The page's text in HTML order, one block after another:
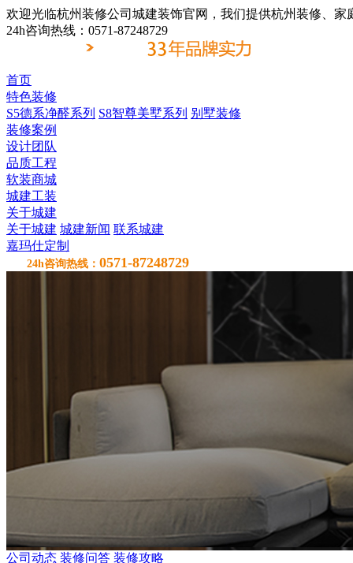
欢迎光临杭州装修公司城建装饰官网，我们提供杭州装修、
24h咨询热线：0571-87248729
首页
特色装修
S5德系净醛系列 S8智尊美墅系列 别墅装修
装修案例
设计团队
品质工程
软装商城
城建工装
关于城建
关于城建 城建新闻 联系城建
嘉玛仕定制
24h咨询热线： 0571-87248729
公司动态 装修问答 装修攻略